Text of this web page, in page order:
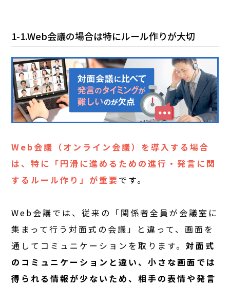
1-1.Web会議の場合は特にルール作りが大切
Web会議（オンライン会議）を導入する場合
は、特に「円滑に進めるための進行・発言に関
するルール作り」が重要です。
Web会議では、従来の「関係者全員が会議室に
集まって行う対面式の会議」と違って、画面を
通してコミュニケーションを取ります。対面式
のコミュニケーションと違い、小さな画面では
得られる情報が少ないため、相手の表情や発言